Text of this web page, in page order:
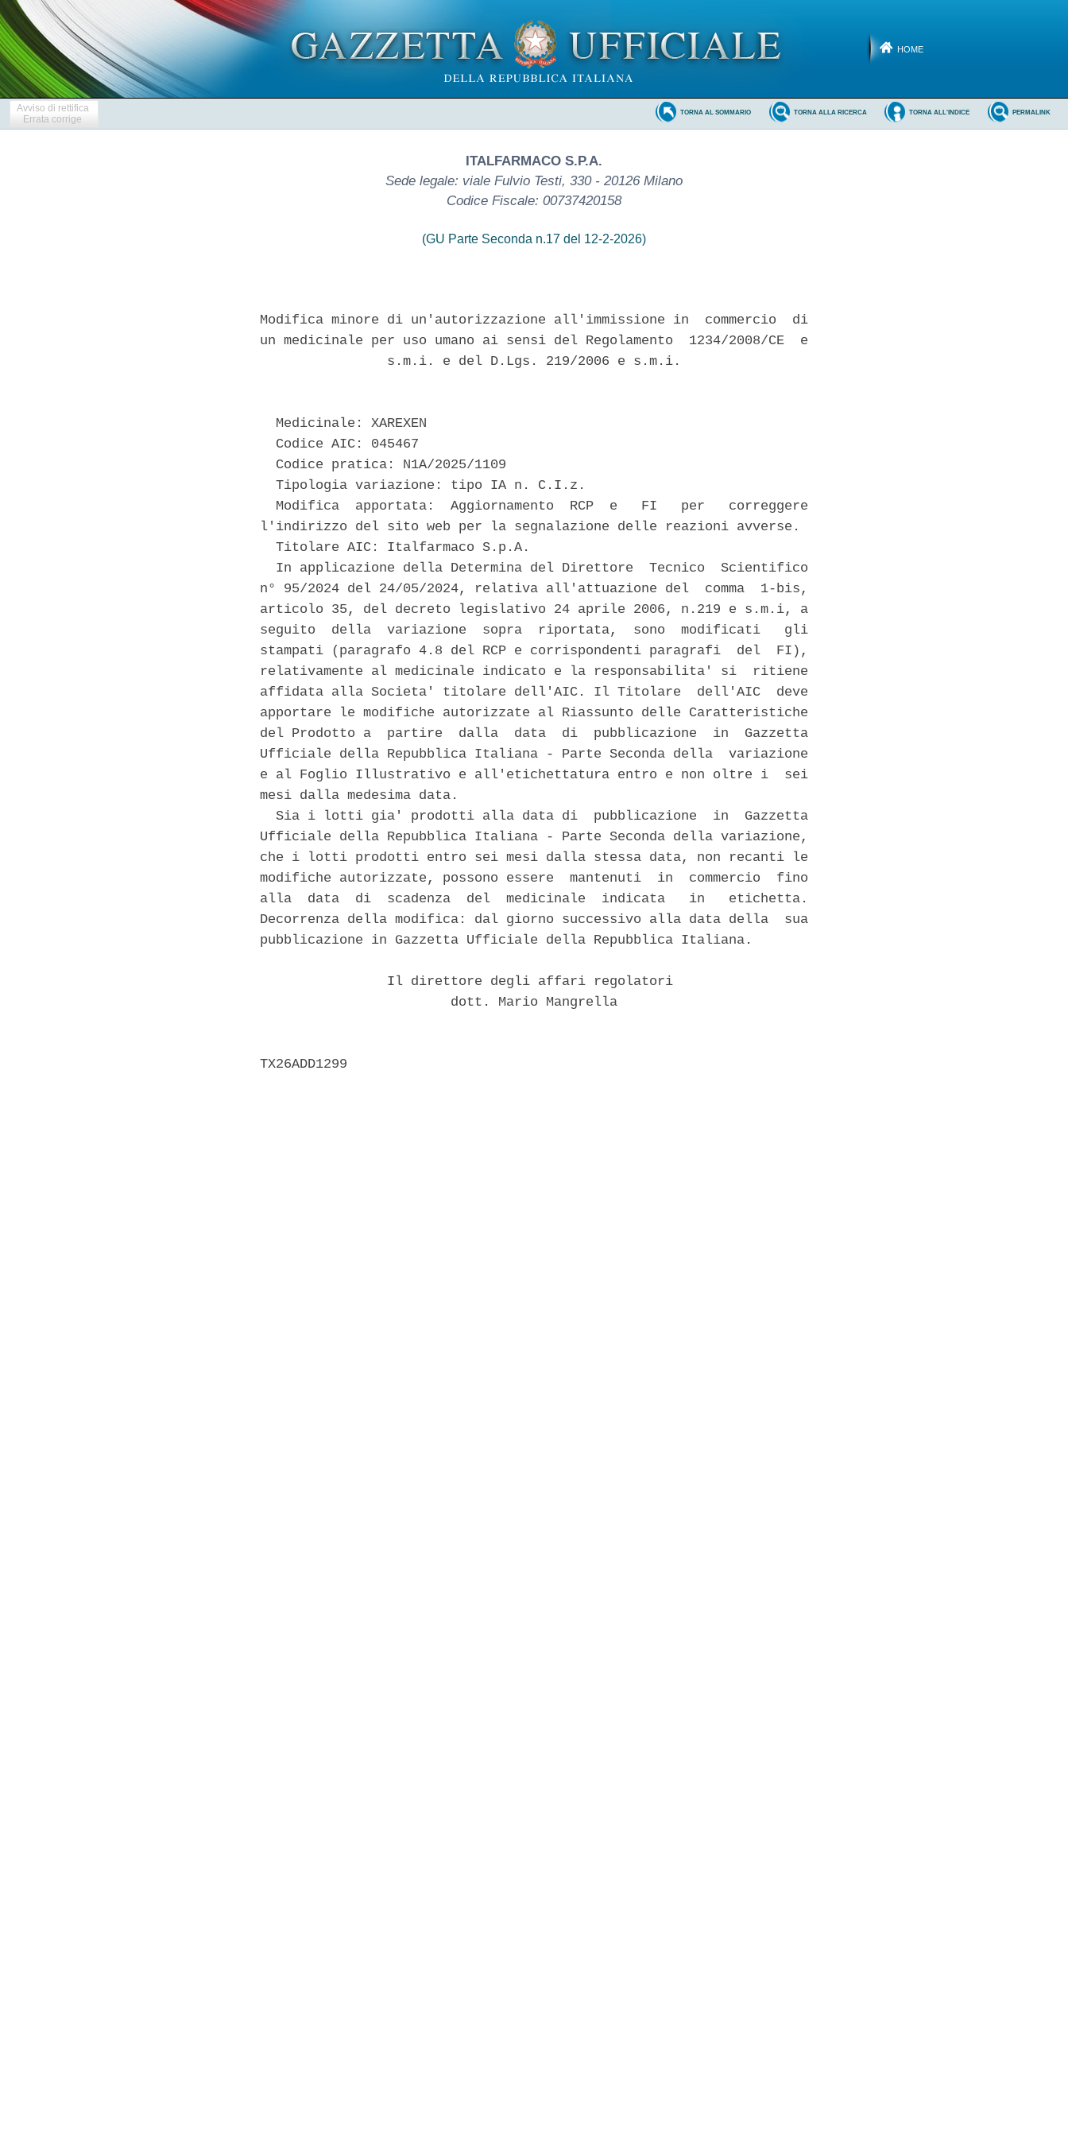
HOME
Avviso di rettifica
Errata corrige
PERMALINK
TORNA ALL'INDICE
TORNA ALLA RICERCA
TORNA AL SOMMARIO
ITALFARMACO S.P.A.
Sede legale: viale Fulvio Testi, 330 - 20126 Milano
Codice Fiscale: 00737420158
(GU Parte Seconda n.17 del 12-2-2026)
Modifica minore di un'autorizzazione all'immissione in  commercio  di
un medicinale per uso umano ai sensi del Regolamento  1234/2008/CE  e
                s.m.i. e del D.Lgs. 219/2006 e s.m.i.
  Medicinale: XAREXEN
  Codice AIC: 045467
  Codice pratica: N1A/2025/1109
  Tipologia variazione: tipo IA n. C.I.z.
  Modifica  apportata:  Aggiornamento  RCP  e   FI   per   correggere
l'indirizzo del sito web per la segnalazione delle reazioni avverse.
  Titolare AIC: Italfarmaco S.p.A.
  In applicazione della Determina del Direttore  Tecnico  Scientifico
n° 95/2024 del 24/05/2024, relativa all'attuazione del  comma  1-bis,
articolo 35, del decreto legislativo 24 aprile 2006, n.219 e s.m.i, a
seguito  della  variazione  sopra  riportata,  sono  modificati   gli
stampati (paragrafo 4.8 del RCP e corrispondenti paragrafi  del  FI),
relativamente al medicinale indicato e la responsabilita' si  ritiene
affidata alla Societa' titolare dell'AIC. Il Titolare  dell'AIC  deve
apportare le modifiche autorizzate al Riassunto delle Caratteristiche
del Prodotto a  partire  dalla  data  di  pubblicazione  in  Gazzetta
Ufficiale della Repubblica Italiana - Parte Seconda della  variazione
e al Foglio Illustrativo e all'etichettatura entro e non oltre i  sei
mesi dalla medesima data.
  Sia i lotti gia' prodotti alla data di  pubblicazione  in  Gazzetta
Ufficiale della Repubblica Italiana - Parte Seconda della variazione,
che i lotti prodotti entro sei mesi dalla stessa data, non recanti le
modifiche autorizzate, possono essere  mantenuti  in  commercio  fino
alla  data  di  scadenza  del  medicinale  indicata   in   etichetta.
Decorrenza della modifica: dal giorno successivo alla data della  sua
pubblicazione in Gazzetta Ufficiale della Repubblica Italiana.
                Il direttore degli affari regolatori
                        dott. Mario Mangrella